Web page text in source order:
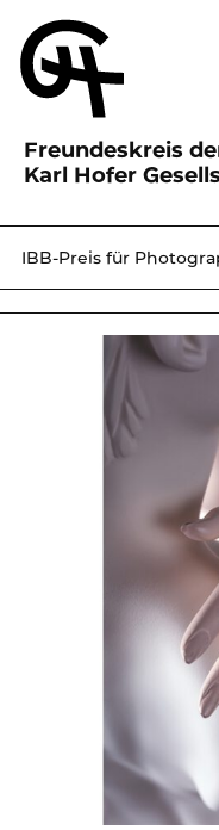
Freundeskreis
Karl Hofer
Karl Hofer Gesellschaft
IBB-Preis für